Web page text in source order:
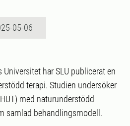
05-06
har SLU publicerat en
terapi. Studien undersöker
med naturunderstödd
samlad behandlingsmodell.